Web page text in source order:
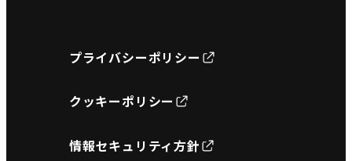
プライバシーポリシー
クッキーポリシー
情報セキュリティ方針